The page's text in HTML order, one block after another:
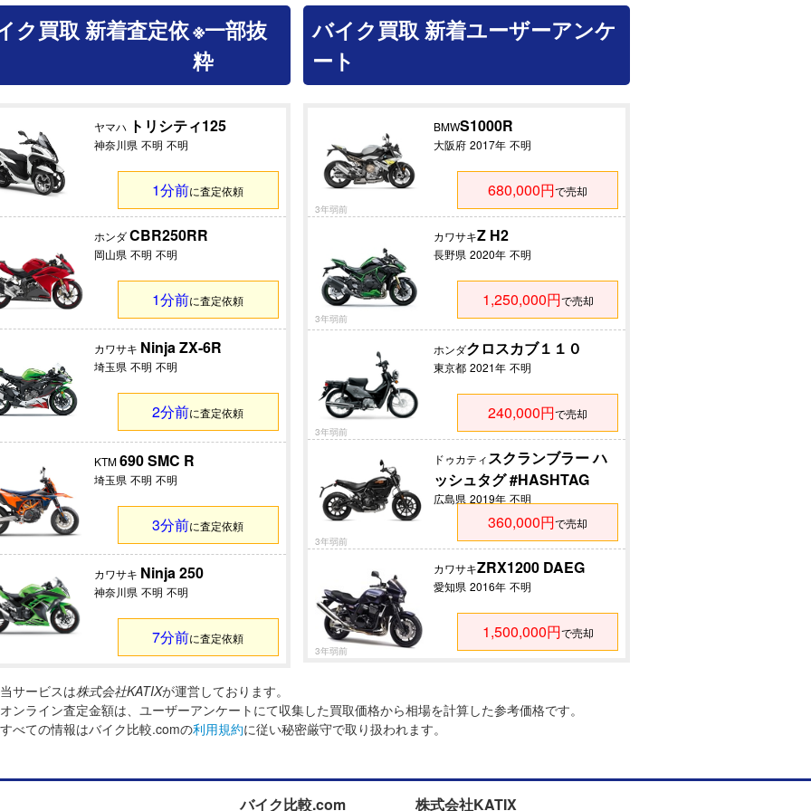
ク買取 新着査定依※一部抜
粋
ヤマハ トリシティ125
神奈川県 不明 不明
1分前に査定依頼
ホンダCBR250RR
岡山県 不明 不明
1分前に査定依頼
カワサキ Ninja ZX-6R
埼玉県 不明 不明
2分前に査定依頼
KTM690 SMC R
埼玉県 不明 不明
3分前に査定依頼
カワサキ Ninja 250
神奈川県 不明 不明
7分前に査定依頼
バイク買取 新着ユーザーアンケ
ート
BMWS1000R
大阪府 2017年 不明
680,000円で売却
3年弱前
カワサキZ H2
長野県 2020年 不明
1,250,000円で売却
3年弱前
ホンダクロスカブ１１０
東京都 2021年 不明
240,000円で売却
3年弱前
ドゥカティスクランブラー ハ
ッシュタグ #HASHTAG
広島県 2019年 不明
360,000円で売却
3年弱前
カワサキZRX1200 DAEG
愛知県 2016年 不明
1,500,000円で売却
3年弱前
当サービスは株式会社KATIXが運営しております。
オンライン査定金額は、ユーザーアンケートにて収集した買取価格から相場を計算した参考価格です。
すべての情報はバイク比較.comの利用規約に従い秘密厳守で取り扱われます。
バイク比較.com 株式会社KATIX